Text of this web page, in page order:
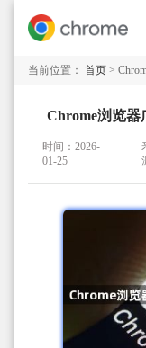
当前位置： 首页 >
Chrome浏览器
时间：2026-
01-25